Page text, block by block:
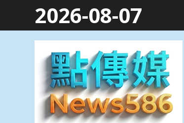
2026-08-07